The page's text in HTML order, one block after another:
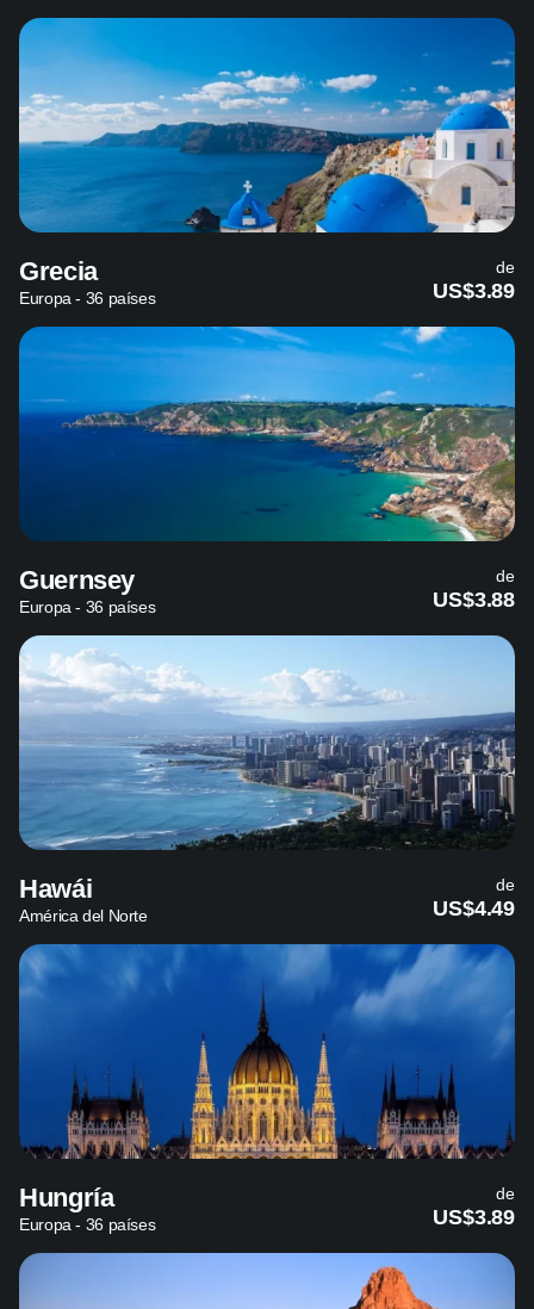
Grecia
Europa - 36 países
de
US$3.89
Guernsey
Europa - 36 países
de
US$3.88
Hawái
América del Norte
de
US$4.49
Hungría
Europa - 36 países
de
US$3.89